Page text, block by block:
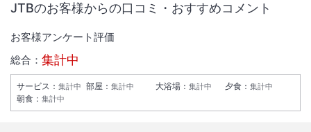
JTBのお客様からの口コミ・おすすめコメント
お客様アンケート評価
総合： 集計中
サービス ： 集計中 部屋 ： 集計中 大浴場 ： 集計中 夕食 ： 集計中
朝食 ： 集計中